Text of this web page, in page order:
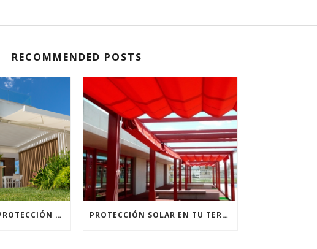
RECOMMENDED POSTS
INSTALACIÓN DE PROTECCIÓN SOLAR CON TOLDOS Y PÉRGOLAS PROTECCIÓN SOLAR EN TU TERRAZA 24 HORAS DEL DÍA